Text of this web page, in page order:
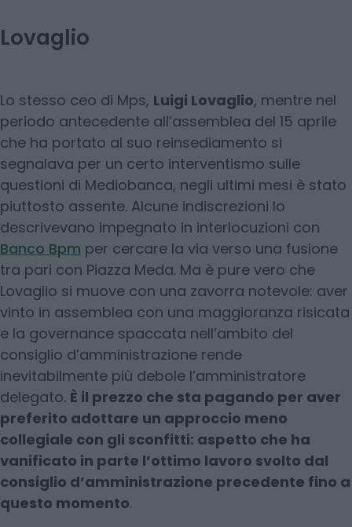
Lovaglio
Lo stesso ceo di Mps, Luigi Lovaglio, mentre nel
periodo antecedente all’assemblea del 15 aprile
che ha portato al suo reinsediamento si
segnalava per un certo interventismo sulle
questioni di Mediobanca, negli ultimi mesi è stato
piuttosto assente. Alcune indiscrezioni lo
descrivevano impegnato in interlocuzioni con
Banco Bpm per cercare la via verso una fusione
tra pari con Piazza Meda. Ma è pure vero che
Lovaglio si muove con una zavorra notevole: aver
vinto in assemblea con una maggioranza risicata
e la governance spaccata nell’ambito del
consiglio d’amministrazione rende
inevitabilmente più debole l’amministratore
delegato. È il prezzo che sta pagando per aver
preferito adottare un approccio meno
collegiale con gli sconfitti: aspetto che ha
vanificato in parte l’ottimo lavoro svolto dal
consiglio d’amministrazione precedente fino a
questo momento.